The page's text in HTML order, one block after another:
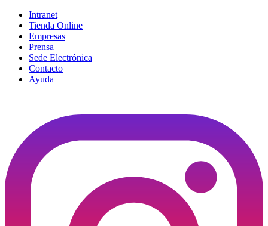
Intranet
Tienda Online
Empresas
Prensa
Sede Electrónica
Contacto
Ayuda